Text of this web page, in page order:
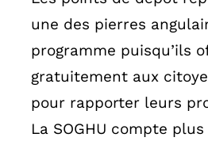
une des pierres
programme puisqu’ils
gratuitement aux
pour rapporter leurs
La SOGHU compte